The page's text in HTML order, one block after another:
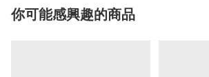
你可能感興趣的商品